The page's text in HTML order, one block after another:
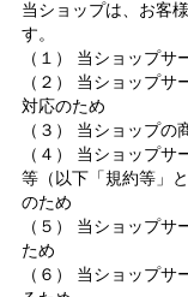
当ショップは、お客
す。
（１） 当ショップサ
（２） 当ショップ
対応のため
（３） 当ショップ
（４） 当ショップ
等（以下「規約等」
のため
（５） 当ショップ
ため
（６） 当ショップ